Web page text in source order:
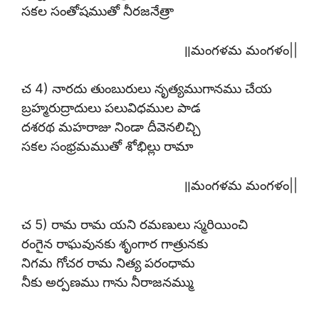
సకల సంతోషముతో నీరజనేత్రా
॥మంగళమ మంగళం||
చ 4) నారదు తుంబురులు నృత్యముగానము చేయ
బ్రహ్మరుద్రాదులు పలువిధముల పాడ
దశరథ మహరాజు నిండా దీవెనలిచ్చి
సకల సంభ్రమముతో శోభిల్లు రామా
॥మంగళమ మంగళం||
చ 5) రామ రామ యని రమణులు స్మరియించి
రంగైన రాఘవునకు శృంగార గాత్రునకు
నిగమ గోచర రామ నిత్య పరంధామ
నీకు అర్పణము గాను నీరాజనమ్ము